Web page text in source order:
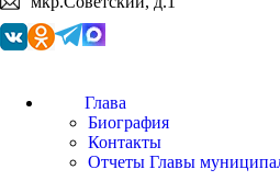
Глава
Биография
Контакты
Отчеты Главы